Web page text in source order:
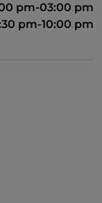
pm-03:00 pm
pm-10:00 pm